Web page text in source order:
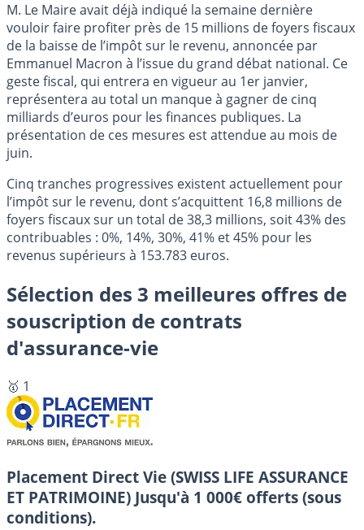
M. Le Maire avait déjà indiqué la semaine dernière
vouloir faire profiter près de 15 millions de foyers fiscaux
de la baisse de l’impôt sur le revenu, annoncée par
Emmanuel Macron à l’issue du grand débat national. Ce
geste fiscal, qui entrera en vigueur au 1er janvier,
représentera au total un manque à gagner de cinq
milliards d’euros pour les finances publiques. La
présentation de ces mesures est attendue au mois de
juin.
Cinq tranches progressives existent actuellement pour
l’impôt sur le revenu, dont s’acquittent 16,8 millions de
foyers fiscaux sur un total de 38,3 millions, soit 43% des
contribuables : 0%, 14%, 30%, 41% et 45% pour les
revenus supérieurs à 153.783 euros.
Sélection des 3 meilleures offres de
souscription de contrats
d'assurance-vie
🥇 1
Placement Direct Vie (SWISS LIFE ASSURANCE
ET PATRIMOINE) Jusqu'à 1 000€ offerts (sous
conditions).